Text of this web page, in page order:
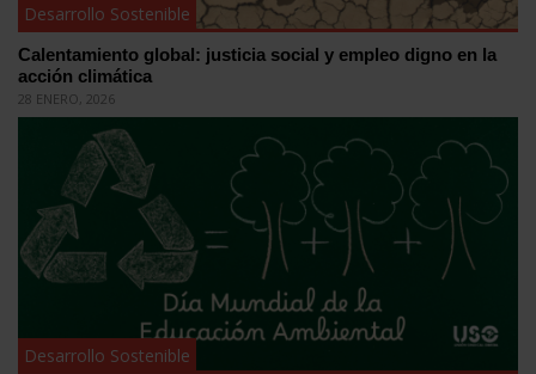
Desarrollo Sostenible
Calentamiento global: justicia social y empleo digno en la
acción climática
28 ENERO, 2026
Desarrollo Sostenible